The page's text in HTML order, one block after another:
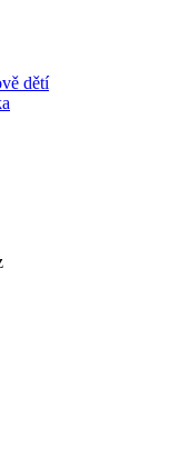
dětí